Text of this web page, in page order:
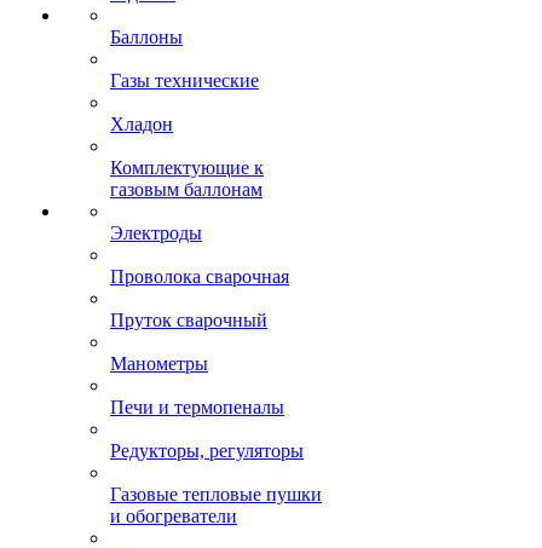
Баллоны
Газы технические
Хладон
Комплектующие к
газовым баллонам
Электроды
Проволока сварочная
Пруток сварочный
Манометры
Печи и термопеналы
Редукторы, регуляторы
Газовые тепловые пушки
и обогреватели